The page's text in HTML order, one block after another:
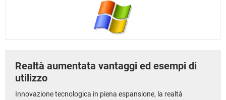
Realtà aumentata vantaggi ed esempi di
utilizzo
Innovazione tecnologica in piena espansione, la realtà